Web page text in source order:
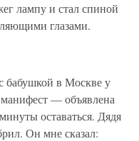
лампу и стал спиной
глазами.
в Москве у
— объявлена
оставаться. Дядя
Он мне сказал: